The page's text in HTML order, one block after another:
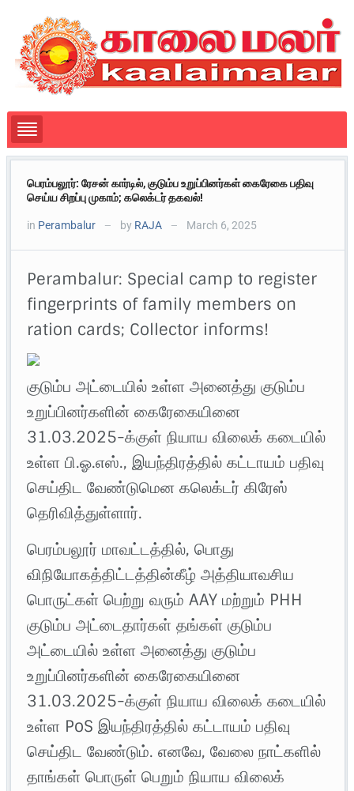
பெரம்பலூர்: ரேசன் கார்டில், குடும்ப உறுப்பினர்கள் கைரேகை பதிவு
செய்ய சிறப்பு முகாம்; கலெக்டர் தகவல்!
in Perambalur — by RAJA — March 6, 2025
Perambalur: Special camp to register
fingerprints of family members on
ration cards; Collector informs!
குடும்ப அட்டையில் உள்ள அனைத்து குடும்ப
உறுப்பினர்களின் கைரேகையினை
31.03.2025-க்குள் நியாய விலைக் கடையில்
உள்ள பி.ஓ.எஸ்., இயந்திரத்தில் கட்டாயம் பதிவு
செய்திட வேண்டுமென கலெக்டர் கிரேஸ்
தெரிவித்துள்ளார்.
பெரம்பலூர் மாவட்டத்தில், பொது
விநியோகத்திட்டத்தின்கீழ் அத்தியாவசிய
பொருட்கள் பெற்று வரும் AAY மற்றும் PHH
குடும்ப அட்டைதார்கள் தங்கள் குடும்ப
அட்டையில் உள்ள அனைத்து குடும்ப
உறுப்பினர்களின் கைரேகையினை
31.03.2025-க்குள் நியாய விலைக் கடையில்
உள்ள PoS இயந்திரத்தில் கட்டாயம் பதிவு
செய்திட வேண்டும். எனவே, வேலை நாட்களில்
தாங்கள் பொருள் பெறும் நியாய விலைக்